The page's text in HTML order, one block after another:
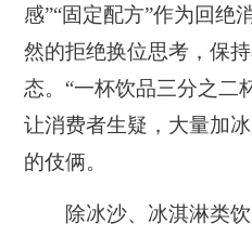
感”“固定配方”作为回绝
然的拒绝换位思考，保
态。“一杯饮品三分之二
让消费者生疑，大量加
的伎俩。
除冰沙、冰淇淋类饮